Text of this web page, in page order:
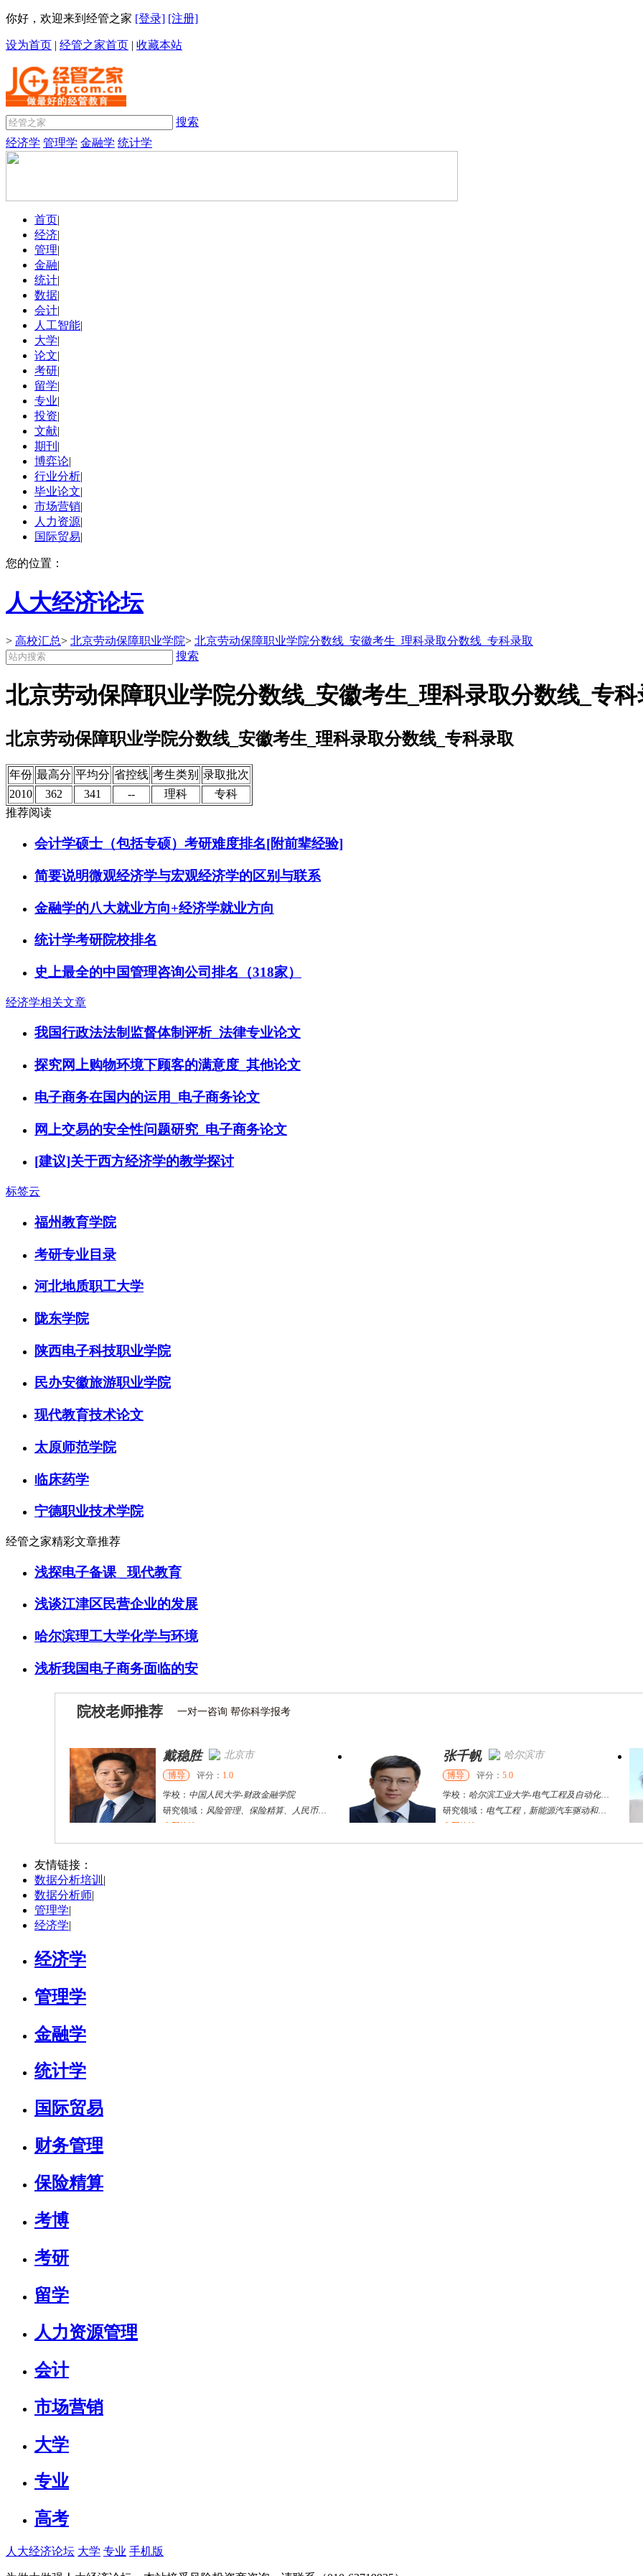
你好，欢迎来到经管之家 [登录] [注册]
设为首页 | 经管之家首页 | 收藏本站
搜索
经济学 管理学 金融学 统计学
首页|
经济|
管理|
金融|
统计|
数据|
会计|
人工智能|
大学|
论文|
考研|
留学|
专业|
投资|
文献|
期刊 |
博弈论|
行业分析|
毕业论文|
市场营销|
人力资源|
国际贸易|
您的位置：
人大经济论坛
> 高校汇总> 北京劳动保障职业学院> 北京劳动保障职业学院分数线_安徽考生_理科录取分数线_专科录取
搜索
北京劳动保障职业学院分数线_安徽考生_理科录取分数线_专
北京劳动保障职业学院分数线_安徽考生_理科录取分数线_专科录取
年份 最高分 平均分 省控线 考生类别 录取批次
2010
362 341 -- 理科
专科
推荐阅读
会计学硕士（包括专硕）考研难度排名[附前辈经验]
简要说明微观经济学与宏观经济学的区别与联系
金融学的八大就业方向+经济学就业方向
统计学考研院校排名
史上最全的中国管理咨询公司排名（318家）
经济学相关文章
我国行政法法制监督体制评析_法律专业论文
探究网上购物环境下顾客的满意度_其他论文
电子商务在国内的运用_电子商务论文
网上交易的安全性问题研究_电子商务论文
[建议]关于西方经济学的教学探讨
标签云
福州教育学院
考研专业目录
河北地质职工大学
陇东学院
陕西电子科技职业学院
民办安徽旅游职业学院
现代教育技术论文
太原师范学院
临床药学
宁德职业技术学院
经管之家精彩文章推荐
浅探电子备课 _现代教育
浅谈江津区民营企业的发展
哈尔滨理工大学化学与环境
浅析我国电子商务面临的安
院校老师推荐 一对一咨询 帮你科学报考
戴稳胜 北京市
博导 评分： 1.0
学校： 中国人民大学-财政金融学院
研究领域： 风险管理、保险精算、人民币国际化
立即咨询
张千帆 哈尔滨市
博导 评分： 5.0
学校： 哈尔滨工业大学-电气工程及自动化学院
研究领域： 电气工程，新能源汽车驱动和充电
立即咨询
陈传红 武汉市 何斌锋 苏州市
友情链接：
数据分析培训 |
数据分析师|
管理学|
经济学|
经济学
管理学
金融学
统计学
国际贸易
财务管理
保险精算
考博
考研
留学
人力资源管理
会计
市场营销
大学
专业
高考
人大经济论坛 大学 专业 手机版